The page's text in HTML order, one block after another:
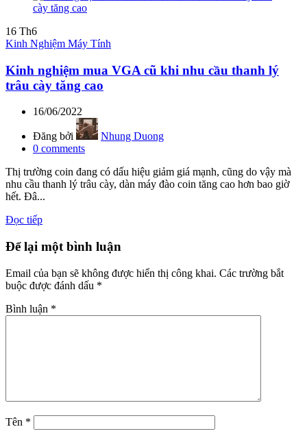
16 Th6
Kinh Nghiệm Máy Tính
Kinh nghiệm mua VGA cũ khi nhu cầu thanh lý
trâu cày tăng cao
16/06/2022
Đăng bởi
Nhung Duong
0 comments
Thị trường coin đang có dấu hiệu giảm giá mạnh, cũng do vậy mà
nhu cầu thanh lý trâu cày, dàn máy đào coin tăng cao hơn bao giờ
hết. Đâ...
Đọc tiếp
Để lại một bình luận
Email của bạn sẽ không được hiển thị công khai. Các trường bắt
buộc được đánh dấu *
Bình luận *
Tên *